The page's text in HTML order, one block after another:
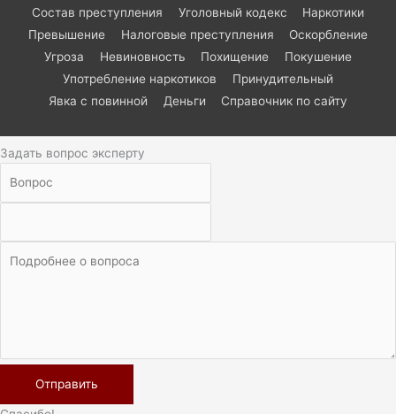
Состав преступления
Уголовный кодекс
Наркотики
Превышение
Налоговые преступления
Оскорбление
Угроза
Невиновность Похищение
Покушение
Употребление наркотиков
Принудительный
Явка с повинной
Деньги Справочник по сайту
Задать вопрос эксперту